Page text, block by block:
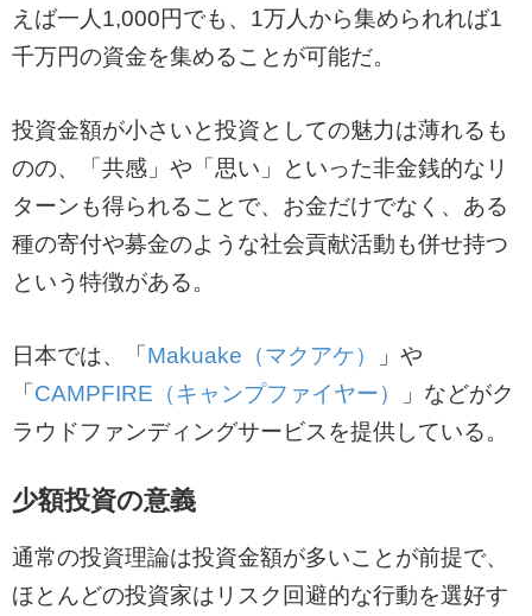
えば一人1,000円でも、1万人から集められれば1
千万円の資金を集めることが可能だ。
投資金額が小さいと投資としての魅力は薄れるも
のの、「共感」や「思い」といった非金銭的なリ
ターンも得られることで、お金だけでなく、ある
種の寄付や募金のような社会貢献活動も併せ持つ
という特徴がある。
日本では、「 Makuake（マクアケ）
」や
「 CAMPFIRE（キャンプファイヤー）
」などがク
ラウドファンディングサービスを提供している。
少額投資の意義
通常の投資理論は投資金額が多いことが前提で、
ほとんどの投資家はリスク回避的な行動を選好す